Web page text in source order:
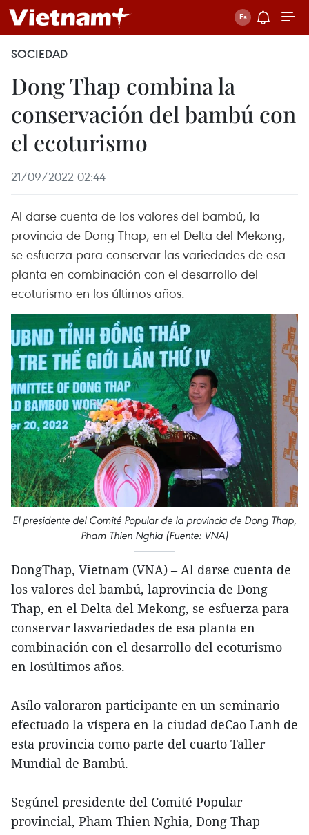
SOCIEDAD
Dong Thap combina la
conservación del bambú con
el ecoturismo
21/09/2022 02:44
Al darse cuenta de los valores del bambú, la
provincia de Dong Thap, en el Delta del Mekong,
se esfuerza para conservar las variedades de esa
planta en combinación con el desarrollo del
ecoturismo en los últimos años.
El presidente del Comité Popular de la provincia de Dong Thap,
Pham Thien Nghia (Fuente: VNA)
DongThap, Vietnam (VNA) – Al darse cuenta de
los valores del bambú, laprovincia de Dong
Thap, en el Delta del Mekong, se esfuerza para
conservar lasvariedades de esa planta en
combinación con el desarrollo del ecoturismo
en losúltimos años.
Asílo valoraron participante en un seminario
efectuado la víspera en la ciudad deCao Lanh de
esta provincia como parte del cuarto Taller
Mundial de Bambú.
Segúnel presidente del Comité Popular
provincial, Pham Thien Nghia, Dong Thap